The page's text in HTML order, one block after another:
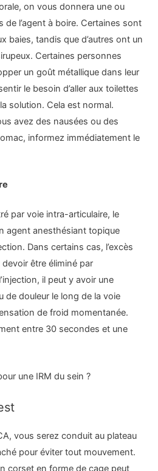
orale, on vous donnera une ou
de l’agent à boire. Certaines sont
baies, tandis que d’autres ont un
Certaines personnes
un goût métallique dans leur
le besoin d’aller aux toilettes
solution. Cela est normal.
avez des nausées ou des
informez immédiatement le
par voie intra-articulaire, le
agent anesthésiant topique
Dans certains cas, l’excès
être éliminé par
il peut y avoir une
de douleur le long de la voie
de froid momentanée.
entre 30 secondes et une
une IRM du sein ?
vous serez conduit au plateau
pour éviter tout mouvement.
corset en forme de cage peut